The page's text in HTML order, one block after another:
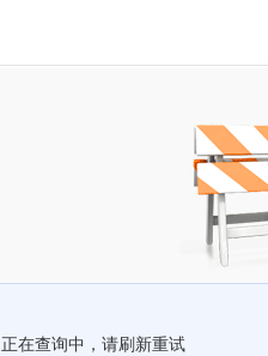
正在查询中，请刷新重试